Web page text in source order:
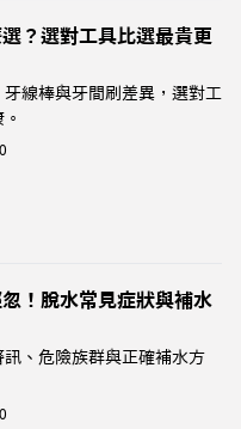
？選對工具比選最貴更
線棒與牙間刷差異，選對工
！脫水常見症狀與補水
、危險族群與正確補水方